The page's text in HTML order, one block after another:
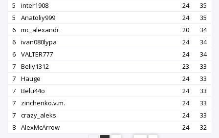
5
inter1908 24
35
5
Аnatoliy999 24
35
6
mc_alexandr 20
34
6
ivan080lypa 24
34
6
VALTER777 24
34
7
Beliy1312 23
33
7
Hauge 24
33
7
Belu44o 24
33
7
zinchenko.v.m. 24
33
7
crazy_aleks 24
33
8
AlexMcArrow 24
32